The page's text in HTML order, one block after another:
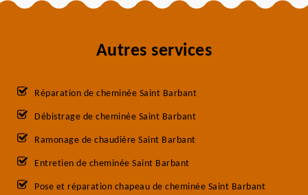
Autres services
Réparation de cheminée Saint Barbant
Débistrage de cheminée Saint Barbant
Ramonage de chaudière Saint Barbant
Entretien de cheminée Saint Barbant
Pose et réparation chapeau de cheminée Saint Barbant